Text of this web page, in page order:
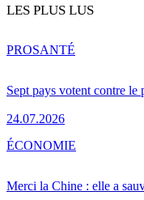
LES PLUS LUS
Sept pays votent contre le
24.07.2026
PROSANTÉ
Merci la Chine : elle a
ÉCONOMIE